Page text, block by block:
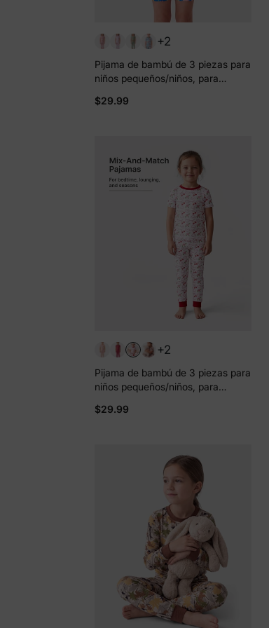
+2
Pijama de bambú de 3 piezas para
niños pequeños/niños, para
las 4 estaciones (ajustado), color
$29.99
+2
Pijama de bambú de 3 piezas para
niños pequeños/niños, para
las 4 estaciones (ajustado), color
$29.99